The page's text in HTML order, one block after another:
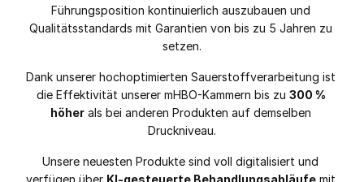
Führungsposition kontinuierlich auszubauen und
Qualitätsstandards mit Garantien von bis zu 5 Jahren zu
setzen.
Dank unserer hochoptimierten Sauerstoffverarbeitung ist
die Effektivität unserer mHBO-Kammern bis zu 300 %
höher als bei anderen Produkten auf demselben
Druckniveau.
Unsere neuesten Produkte sind voll digitalisiert und
verfügen über KI-gesteuerte Behandlungsabläufe